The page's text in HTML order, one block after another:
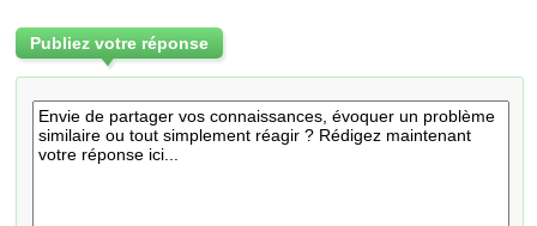
Publiez votre réponse